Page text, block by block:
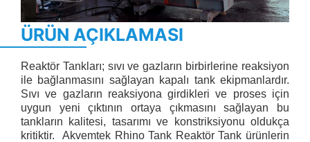
ÜRÜN AÇIKLAMASI
Reaktör Tankları; sıvı ve gazların birbirlerine reaksiyon
ile bağlanmasını sağlayan kapalı tank ekipmanlardır.
Sıvı ve gazların reaksiyona girdikleri ve proses için
uygun yeni çıktının ortaya çıkmasını sağlayan bu
tankların kalitesi, tasarımı ve konstriksiyonu oldukça
kritiktir. Akvemtek Rhino Tank Reaktör Tank ürünlerin